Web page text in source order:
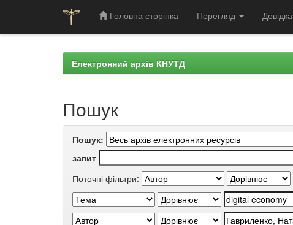
Головна сторінка Перегляд Довідка
Електронний архів КНУТД
Пошук
Пошук:
запит
Поточні фільтри: